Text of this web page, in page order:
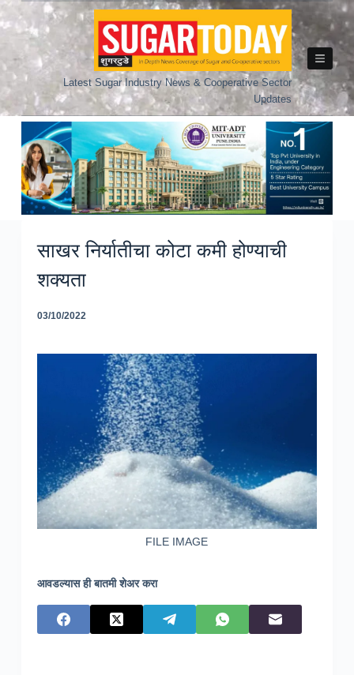
Skip
to
Latest Sugar Industry News & Cooperative Sector
Updates
साखर निर्यातीचा कोटा कमी होण्याची
शक्यता
03/10/2022
FILE IMAGE
आवडल्यास ही बातमी शेअर करा